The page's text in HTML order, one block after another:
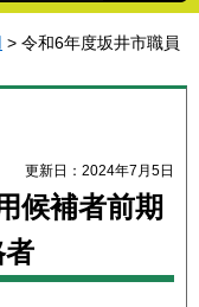
> 令和6年度坂井市職員
更新日：2024年7月5日
候補者前期
者